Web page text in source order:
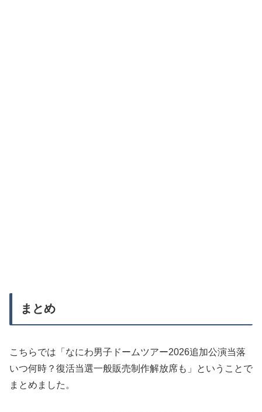
まとめ
こちらでは「なにわ男子ドームツアー2026追加公演当落
いつ何時？復活当選一般販売制作解放席も」ということで
まとめました。